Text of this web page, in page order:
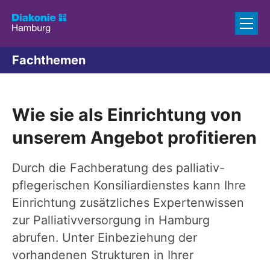
Fachthemen
Wie sie als Einrichtung von
unserem Angebot profitieren
Durch die Fachberatung des palliativ-
pflegerischen Konsiliardienstes kann Ihre
Einrichtung zusätzliches Expertenwissen
zur Palliativversorgung in Hamburg
abrufen. Unter Einbeziehung der
vorhandenen Strukturen in Ihrer